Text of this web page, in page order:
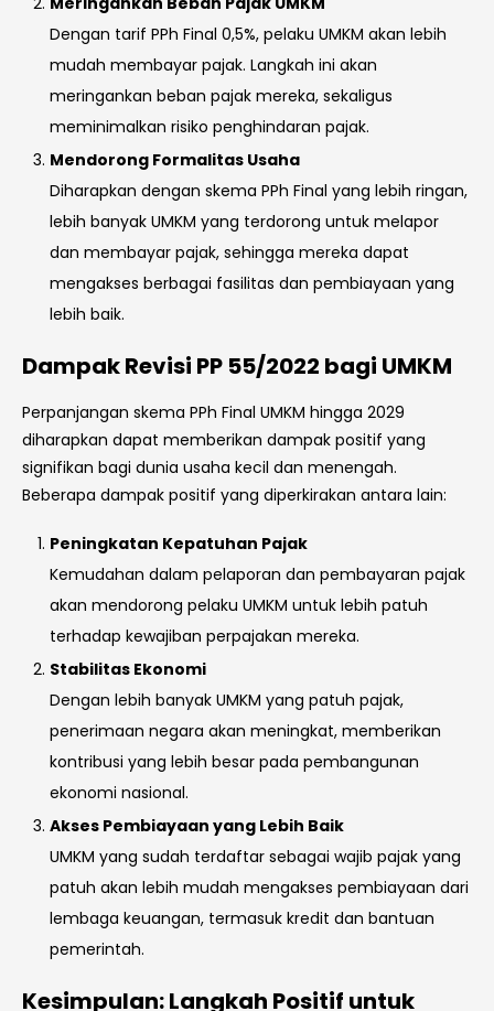
Dengan tarif PPh Final 0,5%, pelaku UMKM akan lebih
mudah membayar pajak. Langkah ini akan
meringankan beban pajak mereka, sekaligus
meminimalkan risiko penghindaran pajak.
Mendorong Formalitas Usaha
Diharapkan dengan skema PPh Final yang lebih ringan,
lebih banyak UMKM yang terdorong untuk melapor
dan membayar pajak, sehingga mereka dapat
mengakses berbagai fasilitas dan pembiayaan yang
lebih baik.
Dampak Revisi PP 55/2022 bagi UMKM
Perpanjangan skema PPh Final UMKM hingga 2029
diharapkan dapat memberikan dampak positif yang
signifikan bagi dunia usaha kecil dan menengah.
Beberapa dampak positif yang diperkirakan antara lain:
Peningkatan Kepatuhan Pajak
Kemudahan dalam pelaporan dan pembayaran pajak
akan mendorong pelaku UMKM untuk lebih patuh
terhadap kewajiban perpajakan mereka.
Stabilitas Ekonomi
Dengan lebih banyak UMKM yang patuh pajak,
penerimaan negara akan meningkat, memberikan
kontribusi yang lebih besar pada pembangunan
ekonomi nasional.
Akses Pembiayaan yang Lebih Baik
UMKM yang sudah terdaftar sebagai wajib pajak yang
patuh akan lebih mudah mengakses pembiayaan dari
lembaga keuangan, termasuk kredit dan bantuan
pemerintah.
Kesimpulan: Langkah Positif untuk